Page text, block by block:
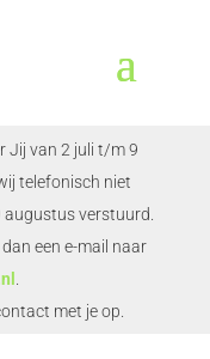
Jij van 2 juli t/m 9
telefonisch niet
verstuurd.
een e-mail naar
met je op.